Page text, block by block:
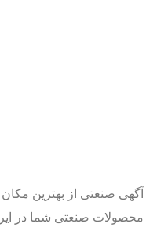
آگهی صنعتی از بهترین
محصولات صنعتی شما در